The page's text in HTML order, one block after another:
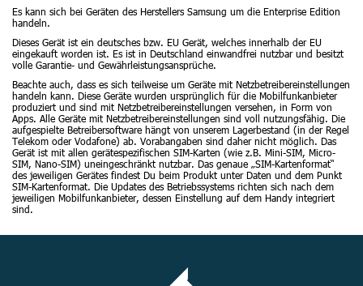
Es kann sich bei Geräten des Herstellers Samsung um die Enterprise Edition
handeln.
Dieses Gerät ist ein deutsches bzw. EU Gerät, welches innerhalb der EU
eingekauft worden ist. Es ist in Deutschland einwandfrei nutzbar und besitzt
volle Garantie- und Gewährleistungsansprüche.
Beachte auch, dass es sich teilweise um Geräte mit Netzbetreibereinstellungen
handeln kann. Diese Geräte wurden ursprünglich für die Mobilfunkanbieter
produziert und sind mit Netzbetreibereinstellungen versehen, in Form von
Apps. Alle Geräte mit Netzbetreibereinstellungen sind voll nutzungsfähig. Die
aufgespielte Betreibersoftware hängt von unserem Lagerbestand (in der Regel
Telekom oder Vodafone) ab. Vorabangaben sind daher nicht möglich. Das
Gerät ist mit allen gerätespezifischen SIM-Karten (wie z.B. Mini-SIM, Micro-
SIM, Nano-SIM) uneingeschränkt nutzbar. Das genaue „SIM-Kartenformat“
des jeweiligen Gerätes findest Du beim Produkt unter Daten und dem Punkt
SIM-Kartenformat. Die Updates des Betriebssystems richten sich nach dem
jeweiligen Mobilfunkanbieter, dessen Einstellung auf dem Handy integriert
sind.